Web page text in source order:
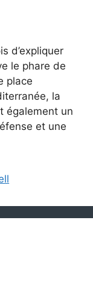
d’expliquer
le phare de
place
la
également un
et une